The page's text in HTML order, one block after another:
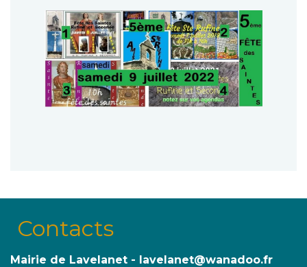
Contacts
Mairie de Lavelanet - lavelanet@wanadoo.fr